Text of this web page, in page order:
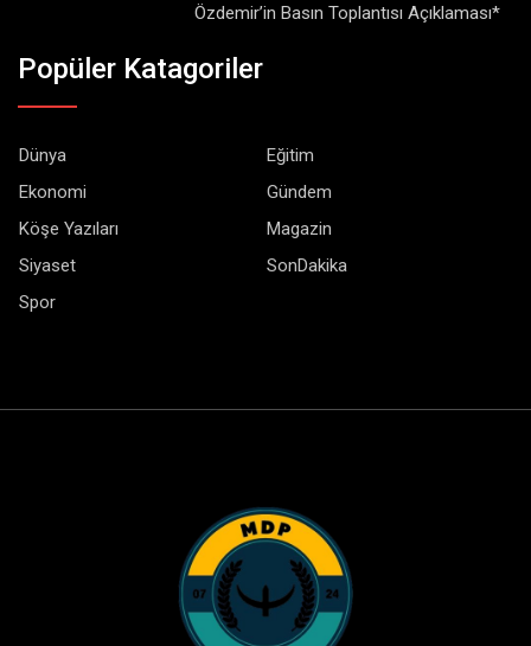
Özdemir’in Basın Toplantısı Açıklaması*
Popüler Katagoriler
Dünya
Eğitim
Ekonomi
Gündem
Köşe Yazıları
Magazin
Siyaset
SonDakika
Spor